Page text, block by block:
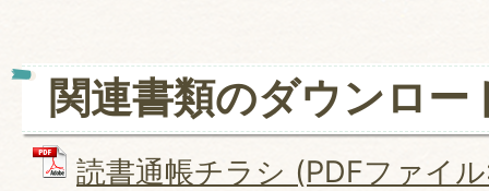
関連書類のダウンロー
読書通帳チラシ (PDFファイ